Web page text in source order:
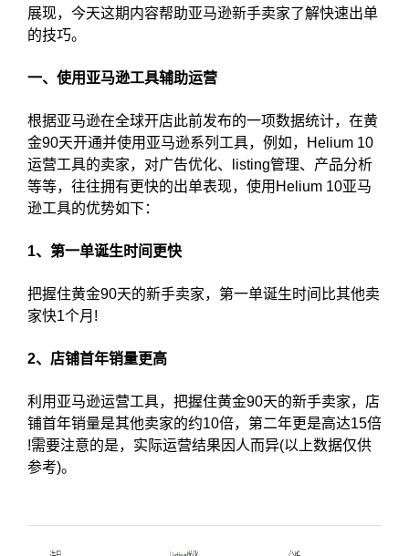
展现，今天这期内容帮助亚马逊新手卖家了解快速出单
的技巧。
一、使用亚马逊工具辅助运营
根据亚马逊在全球开店此前发布的一项数据统计，在黄
金90天开通并使用亚马逊系列工具，例如，Helium 10
运营工具的卖家，对广告优化、listing管理、产品分析
等等，往往拥有更快的出单表现，使用Helium 10亚马
逊工具的优势如下：
1、第一单诞生时间更快
把握住黄金90天的新手卖家，第一单诞生时间比其他卖
家快1个月!
2、店铺首年销量更高
利用亚马逊运营工具，把握住黄金90天的新手卖家，店
铺首年销量是其他卖家的约10倍，第二年更是高达15倍
!需要注意的是，实际运营结果因人而异(以上数据仅供
参考)。